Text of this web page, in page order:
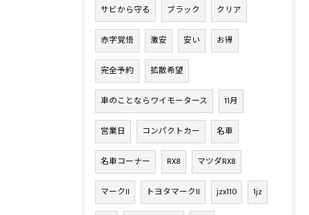
サビから守る ブラック クリア
赤字覚悟 激安 安い お得
完全予約 拡散希望
車のことならワイモータース 11月
営業日 コンパクトカー 名車
名車コーナー RX8 マツダRX8
マークII トヨタマークII jzx110 1jz